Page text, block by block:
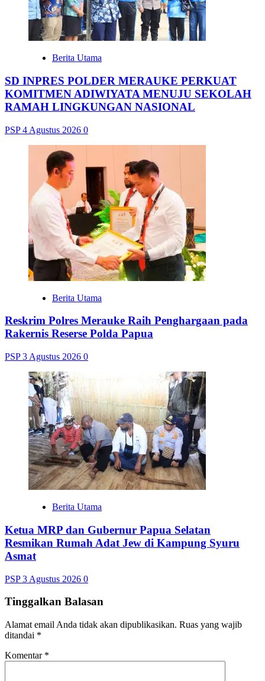
Berita Utama
SD INPRES POLDER MERAUKE PERKUAT
KOMITMEN ADIWIYATA MENUJU SEKOLAH
RAMAH LINGKUNGAN NASIONAL
PSP4 Agustus 2026 0
Berita Utama
Reskrim Polres Merauke Raih Penghargaan pada
Rakernis Reserse Polda Papua
PSP3 Agustus 2026 0
Berita Utama
Ketua MRP dan Gubernur Papua Selatan
Resmikan Rumah Adat Jew di Kampung Syuru
Asmat
PSP3 Agustus 2026 0
Tinggalkan Balasan
Alamat email Anda tidak akan dipublikasikan. Ruas yang wajib
ditandai *
Komentar *